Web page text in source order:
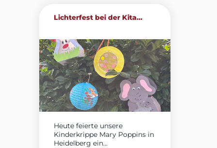
Lichterfest bei der Kita...
Heute feierte unsere
Kinderkrippe Mary Poppins in
Heidelberg ein...